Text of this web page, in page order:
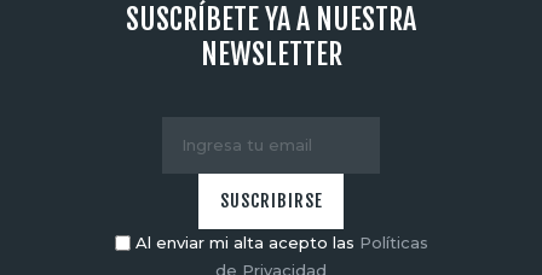
SUSCRÍBETE YA A NUESTRA
NEWSLETTER
Al enviar mi alta acepto las Políticas
de Privacidad